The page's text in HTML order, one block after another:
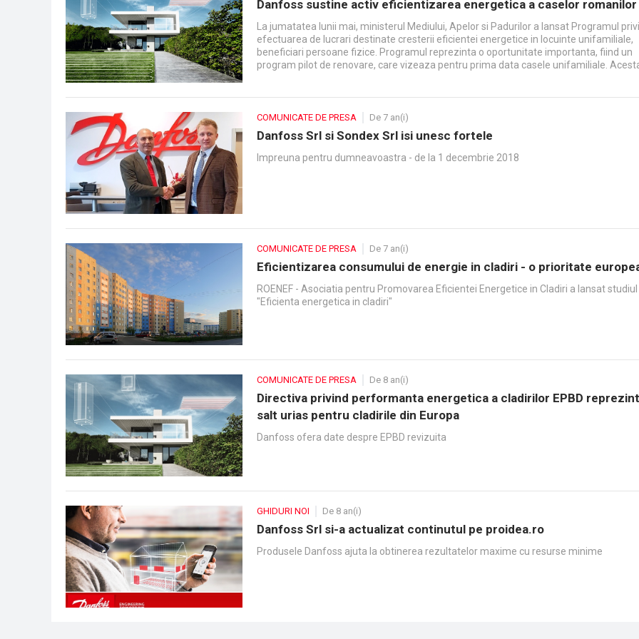
Danfoss sustine activ eficientizarea energetica a caselor romanilor
La jumatatea lunii mai, ministerul Mediului, Apelor si Padurilor a lansat Programul
efectuarea de lucrari destinate cresterii eficientei energetice in locuinte unifamiliale,
beneficiari persoane fizice. Programul reprezinta o oportunitate importanta, fiind un
program pilot de renovare, care vizeaza pentru prima data casele unifamiliale.
loc pe parcursul dezvoltarii programului.
COMUNICATE DE PRESA De 7 an(i)
Danfoss Srl si Sondex Srl isi unesc fortele
Impreuna pentru dumneavoastra - de la 1 decembrie 2018
COMUNICATE DE PRESA De 7 an(i)
Eficientizarea consumului de energie in cladiri - o prioritate
ROENEF - Asociatia pentru Promovarea Eficientei Energetice in Cladiri a lansat studiul
"Eficienta energetica in cladiri"
COMUNICATE DE PRESA De 8 an(i)
Directiva privind performanta energetica a cladirilor EPBD
salt urias pentru cladirile din Europa
Danfoss ofera date despre EPBD revizuita
GHIDURI NOI De 8 an(i)
Danfoss Srl si-a actualizat continutul pe proidea.ro
Produsele Danfoss ajuta la obtinerea rezultatelor maxime cu resurse minime